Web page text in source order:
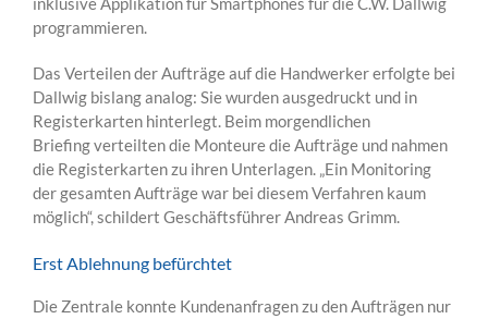
programmieren.
Das Verteilen der Aufträge auf die Handwerker erfolgte bei
Dallwig bislang analog: Sie wurden ausgedruckt und in
Registerkarten hinterlegt. Beim morgendlichen
Briefing verteilten die Monteure die Aufträge und nahmen
die Registerkarten zu ihren Unterlagen. „Ein Monitoring
der gesamten Aufträge war bei diesem Verfahren kaum
möglich“, schildert Geschäftsführer Andreas Grimm.
Erst Ablehnung befürchtet
Die Zentrale konnte Kundenanfragen zu den Aufträgen nur